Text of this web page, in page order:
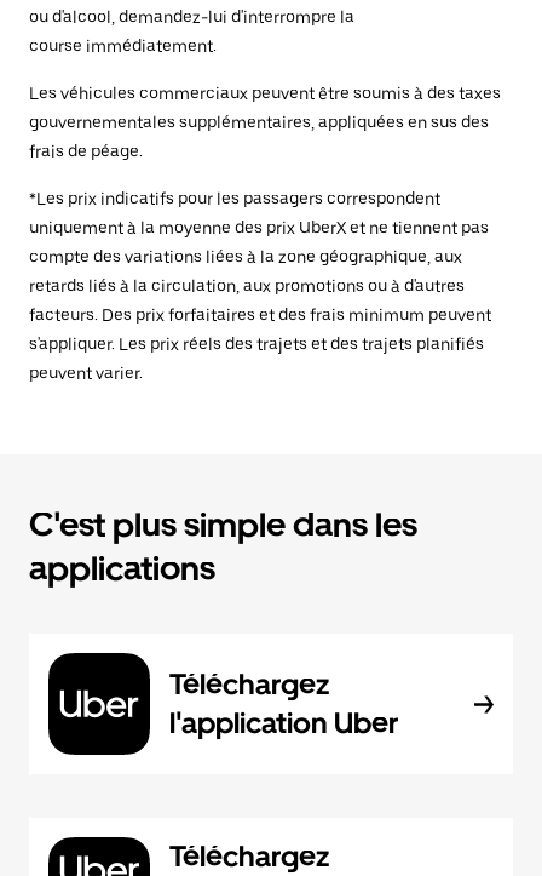
ou d'alcool, demandez-lui d'interrompre la
course immédiatement.
Les véhicules commerciaux peuvent être soumis à des taxes
gouvernementales supplémentaires, appliquées en sus des
frais de péage.
*Les prix indicatifs pour les passagers correspondent
uniquement à la moyenne des prix UberX et ne tiennent pas
compte des variations liées à la zone géographique, aux
retards liés à la circulation, aux promotions ou à d'autres
facteurs. Des prix forfaitaires et des frais minimum peuvent
s'appliquer. Les prix réels des trajets et des trajets planifiés
peuvent varier.
C'est plus simple dans les
applications
Téléchargez
l'application Uber
Téléchargez